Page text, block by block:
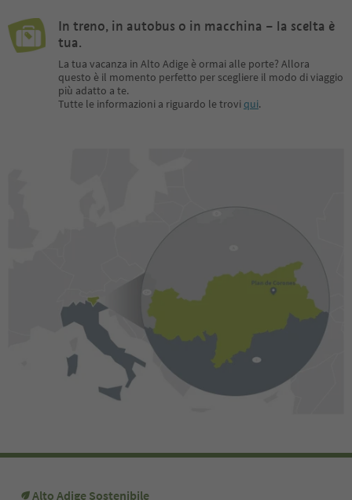
Fine: ca. alle ore 12.00 al giardino
delle erbe Bergila.
Costo: Adulti con Guest Pass Plan
de Corones 10 €, altri pagano 15
€; bambini fino a 10 anni gratis.
In treno, in autobus o in macchina – la scelta è
tua.
La tua vacanza in Alto Adige è ormai alle porte? Allora
questo è il momento perfetto per scegliere il modo di viaggio
più adatto a te.
Tutte le informazioni a riguardo le troviqui.
Alto Adige Sostenibile